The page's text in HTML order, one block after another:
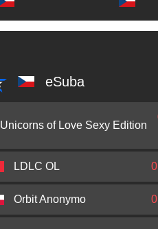
eSuba
Unicorns of Love Sexy Edition
LDLC OL 0
Orbit Anonymo 0